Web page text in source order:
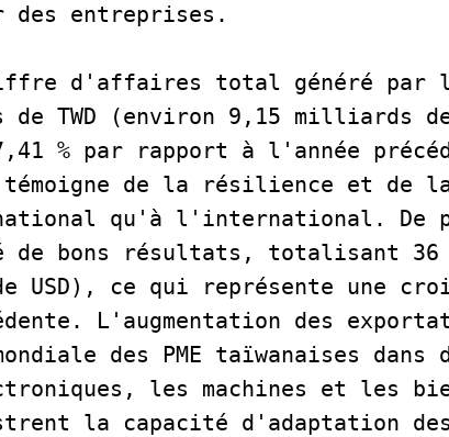
des entreprises.
d'affaires total généré par
de TWD (environ 9,15 milliards
% par rapport à l'année
témoigne de la résilience et de
qu'à l'international. De
de bons résultats, totalisant 36
USD), ce qui représente une
L'augmentation des
des PME taïwanaises
les machines et les
la capacité d'adaptation des